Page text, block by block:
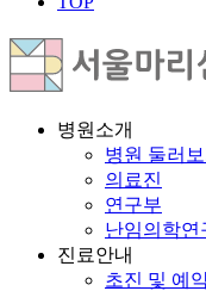
병원소개
병원 둘러보
의료진
연구부
난임의학연
진료안내
초진 및 예